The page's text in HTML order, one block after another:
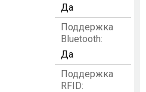
Да
Поддержка
Bluetooth:
Да
Поддержка
RFID: